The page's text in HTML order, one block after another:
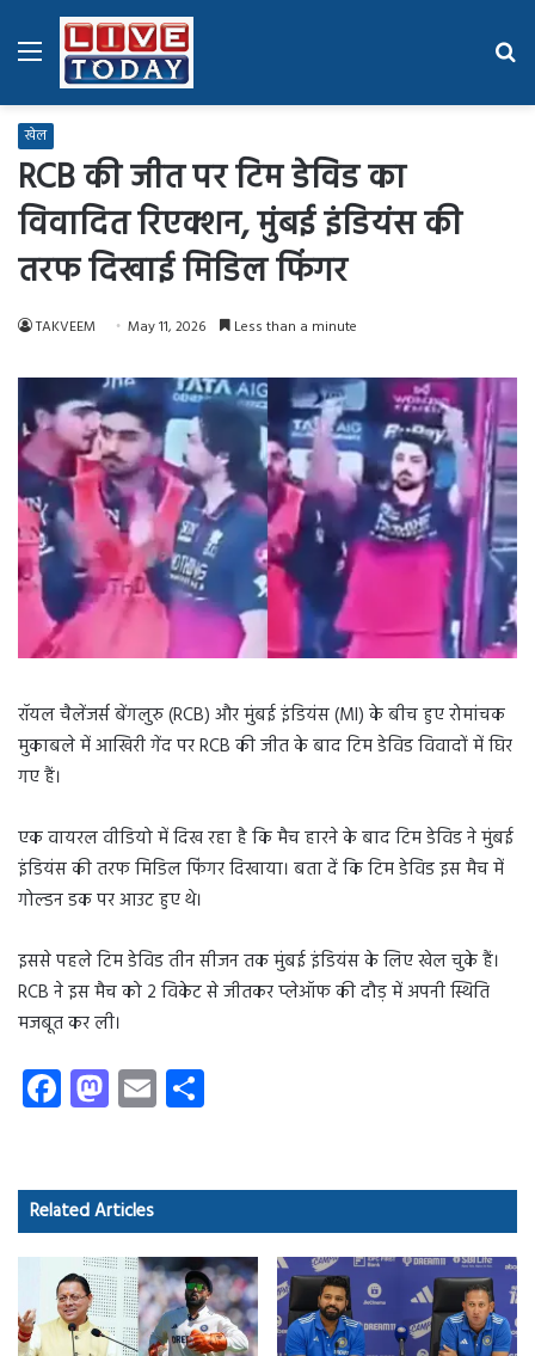
Menu
खेल
RCB की जीत पर टिम डेविड का
विवादित रिएक्शन, मुंबई इंडियंस की
तरफ दिखाई मिडिल फिंगर
TAKVEEM May 11, 2026 Less than a minute
रॉयल चैलेंजर्स बेंगलुरु (RCB) और मुंबई इंडियंस (MI) के बीच हुए रोमांचक
मुकाबले में आखिरी गेंद पर RCB की जीत के बाद टिम डेविड विवादों में घिर
गए हैं।
एक वायरल वीडियो में दिख रहा है कि मैच हारने के बाद टिम डेविड ने मुंबई
इंडियंस की तरफ मिडिल फिंगर दिखाया। बता दें कि टिम डेविड इस मैच में
गोल्डन डक पर आउट हुए थे।
इससे पहले टिम डेविड तीन सीजन तक मुंबई इंडियंस के लिए खेल चुके हैं।
RCB ने इस मैच को 2 विकेट से जीतकर प्लेऑफ की दौड़ में अपनी स्थिति
मजबूत कर ली।
Fa
ce
o
ok
M
as
d
o
n
E
m
Related Articles